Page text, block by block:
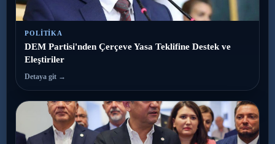
POLITIKA
DEM Partisi'nden Çerçeve Yasa Teklifine Destek ve
Eleştiriler
Detaya git →